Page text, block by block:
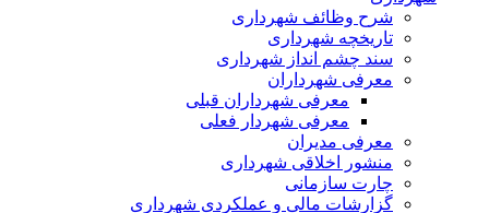
شرح وظائف شهرداری
تاریخچه شهرداری
سند چشم انداز شهرداری
معرفی شهرداران
معرفی شهرداران قبلی
معرفی شهردار فعلی
معرفی مدیران
منشور اخلاقی شهرداری
چارت سازمانی
گزارشات مالی و عملکردی شهرداری